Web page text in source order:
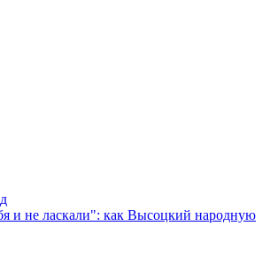
и не ласкали": как Высоцкий народную